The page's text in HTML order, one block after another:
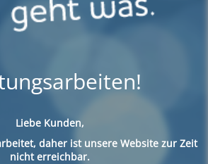
Liebe Kunden,
daher ist unsere Website zur Zeit
nicht erreichbar.